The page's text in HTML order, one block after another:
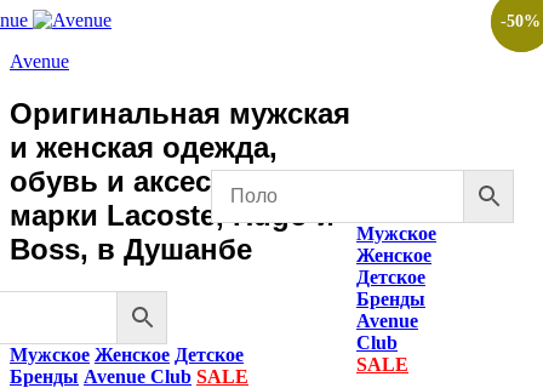
Avenue
Оригинальная мужская
и женская одежда,
обувь и аксессуары
марки Lacoste, Hugo и
Boss, в Душанбе
Мужское Женское Детское
Бренды Avenue Club SALE
Мужское
Женское
Детское
Бренды
Avenue
Club
SALE
-50%
-50%